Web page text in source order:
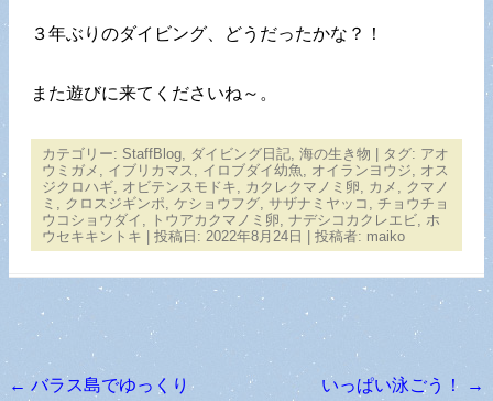
３年ぶりのダイビング、どうだったかな？！
また遊びに来てくださいね～。
カテゴリー: StaffBlog ダイビング日記 海の生き物 | タグ: アオ
ウミガメ
イブリカマス イロブダイ幼魚 オイランヨウジ
オス
ジクロハギ オビテンスモドキ カクレクマノミ卵 カメ
クマノ
ミ
クロスジギンポ ケショウフグ サザナミヤッコ
チョウチョ
ウコショウダイ
トウアカクマノミ卵 ナデシコカクレエビ ホ
ウセキキントキ | 投稿日: 2022年8月24日 | 投稿者: maiko
← バラス島でゆっくり いっぱい泳ごう！ →